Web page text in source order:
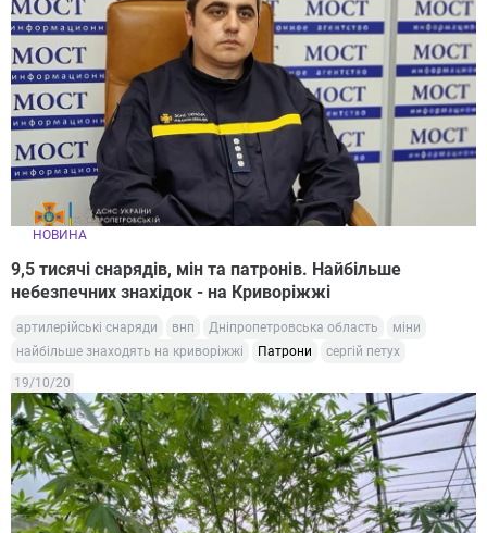
НОВИНА
9,5 тисячі снарядів, мін та патронів. Найбільше
небезпечних знахідок - на Криворіжжі
артилерійські снаряди внп Дніпропетровська область
міни
найбільше знаходять на криворіжжі
Патрони сергій петух
19/10/20